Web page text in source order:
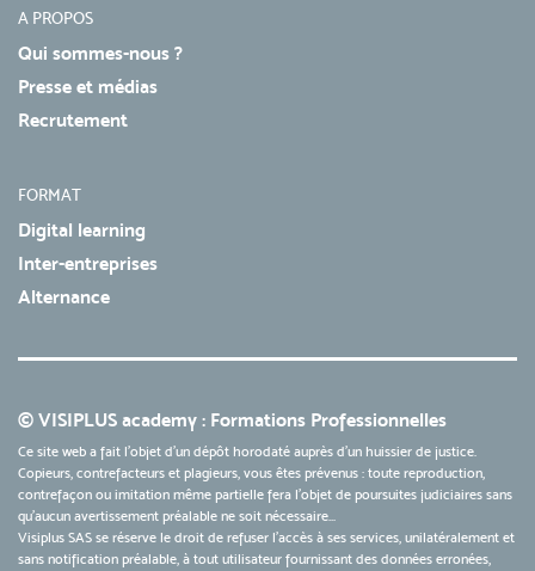
A PROPOS
Qui sommes-nous ?
Presse et médias
Recrutement
FORMAT
Digital learning
Inter-entreprises
Alternance
© VISIPLUS academy : Formations Professionnelles
Ce site web a fait l'objet d'un dépôt horodaté auprès d'un huissier de justice.
Copieurs, contrefacteurs et plagieurs, vous êtes prévenus : toute reproduction,
contrefaçon ou imitation même partielle fera l'objet de poursuites judiciaires sans
qu’aucun avertissement préalable ne soit nécessaire...
Visiplus SAS se réserve le droit de refuser l'accès à ses services, unilatéralement et
sans notification préalable, à tout utilisateur fournissant des données erronées,